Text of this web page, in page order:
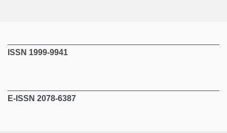
ISSN 1999-9941
E-ISSN 2078-6387